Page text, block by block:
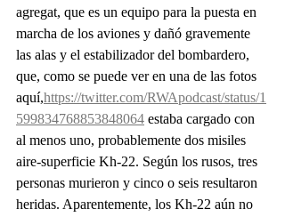
agregat, que es un equipo para la puesta en
marcha de los aviones y dañó gravemente
las alas y el estabilizador del bombardero,
que, como se puede ver en una de las fotos
aquí,https://twitter.com/RWApodcast/status/1
599834768853848064 estaba cargado con
al menos uno, probablemente dos misiles
aire-superficie Kh-22. Según los rusos, tres
personas murieron y cinco o seis resultaron
heridas. Aparentemente, los Kh-22 aún no